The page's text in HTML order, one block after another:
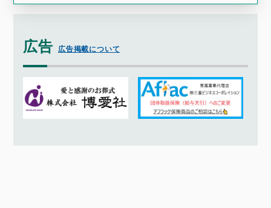
広告 広告掲載について